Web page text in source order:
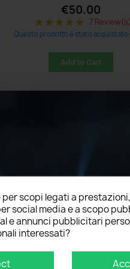
€50.00
star star star star star 7
Questo prodotto è stato
Add to Cart
scopi legati a
social media e a scopo
e annunci pubblicitari
interessati?